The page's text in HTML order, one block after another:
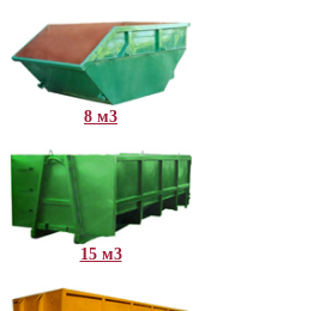
8 м3
15 м3